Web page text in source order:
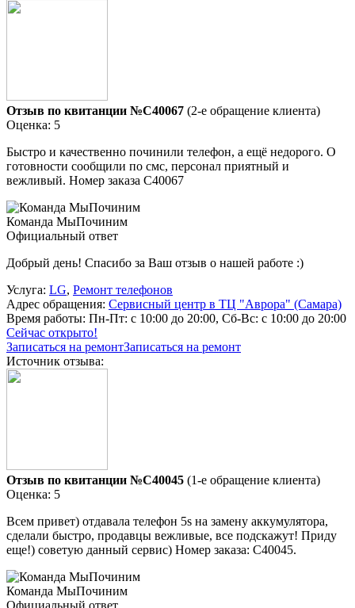
Отзыв по квитанции №C40067 (2-е обращение клиента)
Оценка: 5
Быстро и качественно починили телефон, а ещё недорого. О
готовности сообщили по смс, персонал приятный и
вежливый. Номер заказа С40067
Команда МыПочиним
Официальный ответ
Добрый день! Спасибо за Ваш отзыв о нашей работе :)
Услуга: LG, Ремонт телефонов
Адрес обращения: Сервисный центр в ТЦ "Аврора" (Самара)
Время работы: Пн-Пт: с 10:00 до 20:00, Сб-Вс: с 10:00 до 20:00
Сейчас открыто!
Записаться на ремонтЗаписаться на ремонт
Источник отзыва:
Отзыв по квитанции №C40045 (1-е обращение клиента)
Оценка: 5
Всем привет) отдавала телефон 5s на замену аккумулятора,
сделали быстро, продавцы вежливые, все подскажут! Приду
еще!) советую данный сервис) Номер заказа: C40045.
Команда МыПочиним